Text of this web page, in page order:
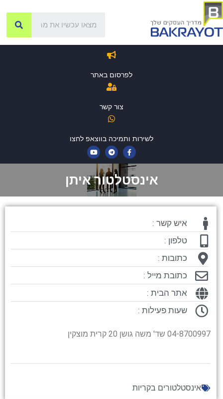
לפרסום באתר
צור קשר
לשירות ותמיכה בווצאפ לחצו
אינסטלטור איתן
איש קשר :
טלפון :
כתובות :
כתובת מייל :
אתר הבית :
שעות פעילות :
04-8700997 שד' משה גושן 20 קרית מוצקין
אינסטלטורים בקריות